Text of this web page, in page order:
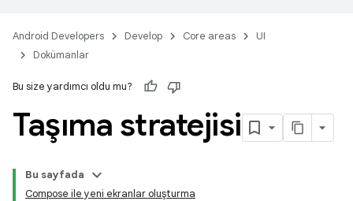
Android Developers Develop Core areas
UI
Dokümanlar
Bu size yardımcı oldu mu?
Taşıma stratejisi
Bu sayfada
Compose ile yeni ekranlar oluşturma